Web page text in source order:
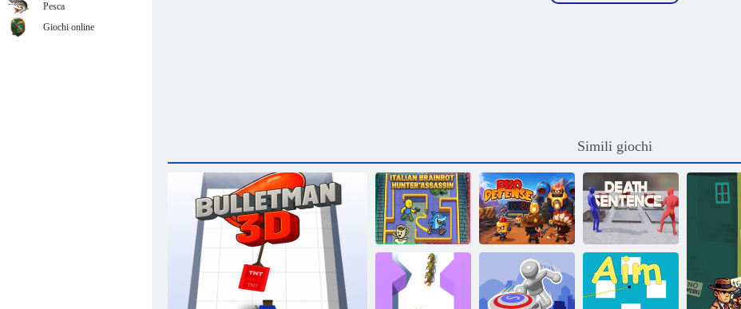
Simili giochi
Assassino
italiano
cacciatore di
Difesa a due
Sentenza di
morte
Pesca
Giochi online